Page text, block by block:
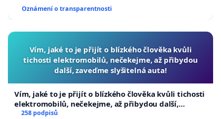
Oznámení o transparentnosti
Vím, jaké to je přijít o blízkého člověka kvůli
tichosti elektromobilů, nečekejme, až přibydou
další, zaveďme slyšitelná auta!
Vím, jaké to je přijít o blízkého člověka kvůli tichosti
elektromobilů, nečekejme, až přibydou další,
zaveďme slyšitelná auta!
258 podpisů